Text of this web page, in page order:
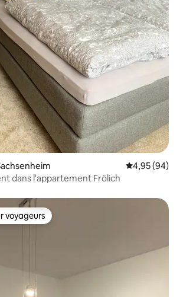
Évaluation
4,95 (94)
dans l'appartement Frölich
les plus appréciés
voyageurs